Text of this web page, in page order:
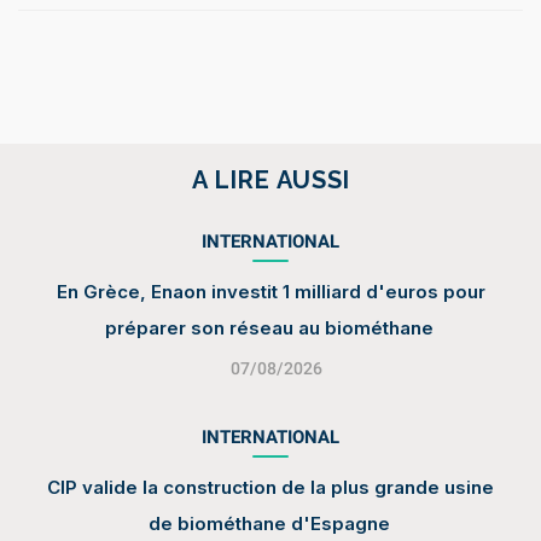
A LIRE AUSSI
INTERNATIONAL
En Grèce, Enaon investit 1 milliard d'euros pour
préparer son réseau au biométhane
07/08/2026
INTERNATIONAL
CIP valide la construction de la plus grande usine
de biométhane d'Espagne